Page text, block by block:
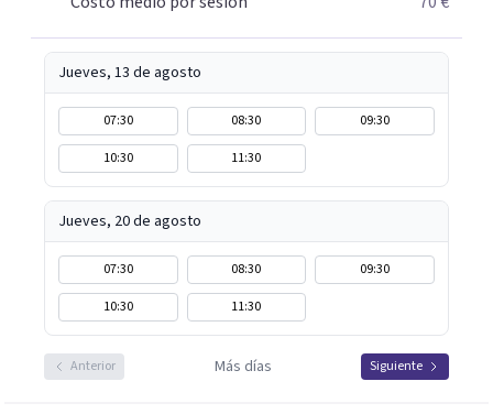
Jueves, 13 de agosto
07:30 08:30
09:30
10:30
11:30
Jueves, 20 de agosto
07:30 08:30
09:30
10:30
11:30
Anterior Más días Siguiente